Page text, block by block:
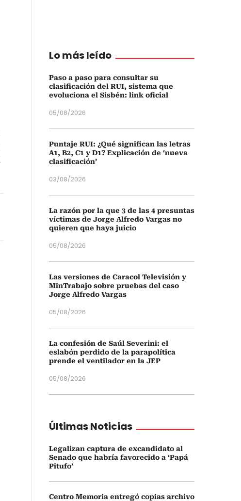
Lo más leído
Paso a paso para consultar su
clasificación del RUI, sistema que
evoluciona el Sisbén: link oficial
05/08/2026
Puntaje RUI: ¿Qué significan las letras
A1, B2, C1 y D1? Explicación de ‘nueva
clasificación’
03/08/2026
La razón por la que 3 de las 4 presuntas
víctimas de Jorge Alfredo Vargas no
quieren que haya juicio
05/08/2026
Las versiones de Caracol Televisión y
MinTrabajo sobre pruebas del caso
Jorge Alfredo Vargas
05/08/2026
La confesión de Saúl Severini: el
eslabón perdido de la parapolítica
prende el ventilador en la JEP
05/08/2026
Últimas Noticias
Legalizan captura de excandidato al
Senado que habría favorecido a ‘Papá
Pitufo’
Centro Memoria entregó copias archivo